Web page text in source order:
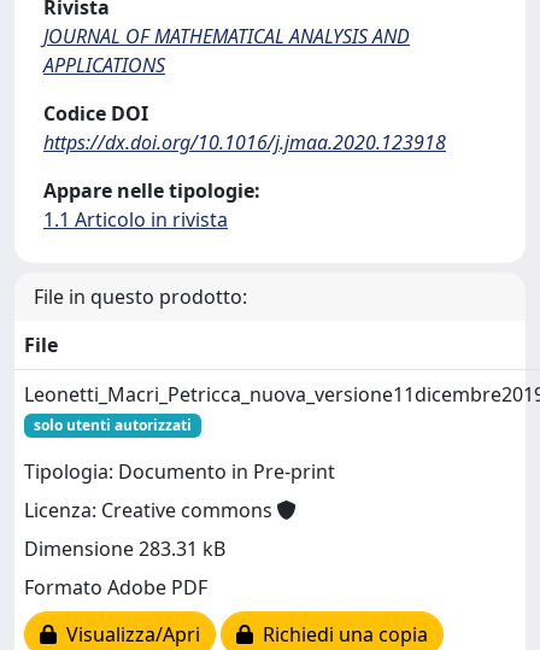
Rivista
JOURNAL OF MATHEMATICAL ANALYSIS AND
APPLICATIONS
Codice DOI
https://dx.doi.org/10.1016/j.jmaa.2020.123918
Appare nelle tipologie:
1.1 Articolo in rivista
File in questo prodotto:
File
solo utenti autorizzati
Tipologia: Documento in Pre-print
Licenza: Creative commons
Dimensione 283.31 kB
Formato Adobe PDF
Visualizza/Apri
Richiedi una copia